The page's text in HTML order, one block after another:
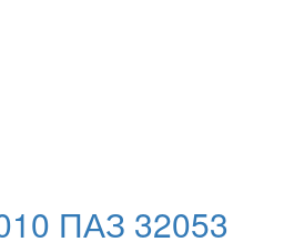
ПАЗ 32053